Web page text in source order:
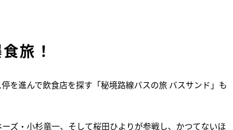
旅！
を進んで飲食店を探す「秘境路線バスの旅 バスサンド」も
ズ・小杉竜一、そして桜田ひよりが参戦し、かつてないほ